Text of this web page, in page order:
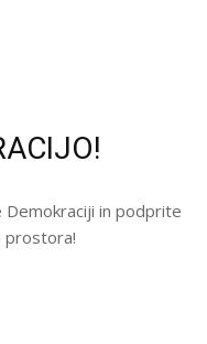
in podprite
prostora!